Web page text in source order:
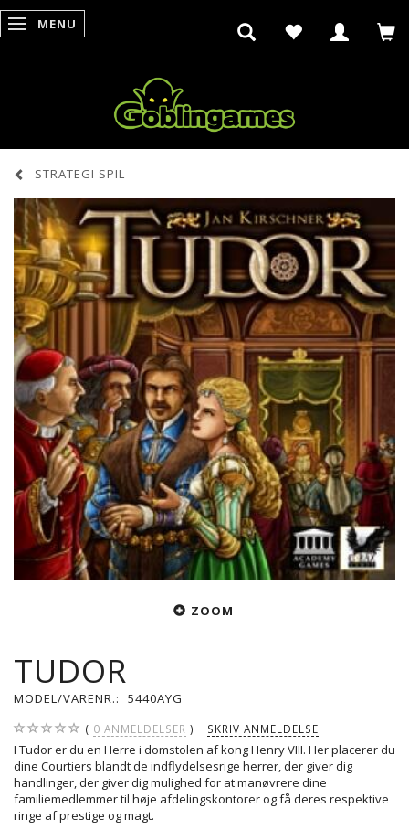
SKIFTE NAVIGATION
MENU
STRATEGI SPIL
ZOOM
TUDOR
MODEL/VARENR.: 5440AYG
0 ANMELDELSER SKRIV ANMELDELSE
I Tudor er du en Herre i domstolen af ​​kong Henry VIII. Her placerer du
dine Courtiers blandt de indflydelsesrige herrer, der giver dig
handlinger, der giver dig mulighed for at manøvrere dine
familiemedlemmer til høje afdelingskontorer og få deres respektive
ringe af prestige og magt.